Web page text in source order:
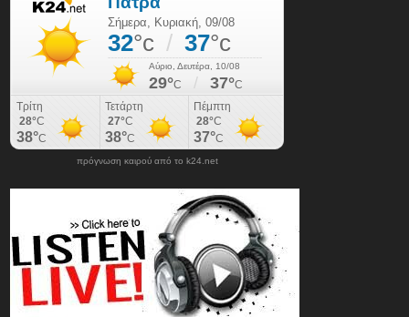
πρόγνωση καιρού από το k24.net